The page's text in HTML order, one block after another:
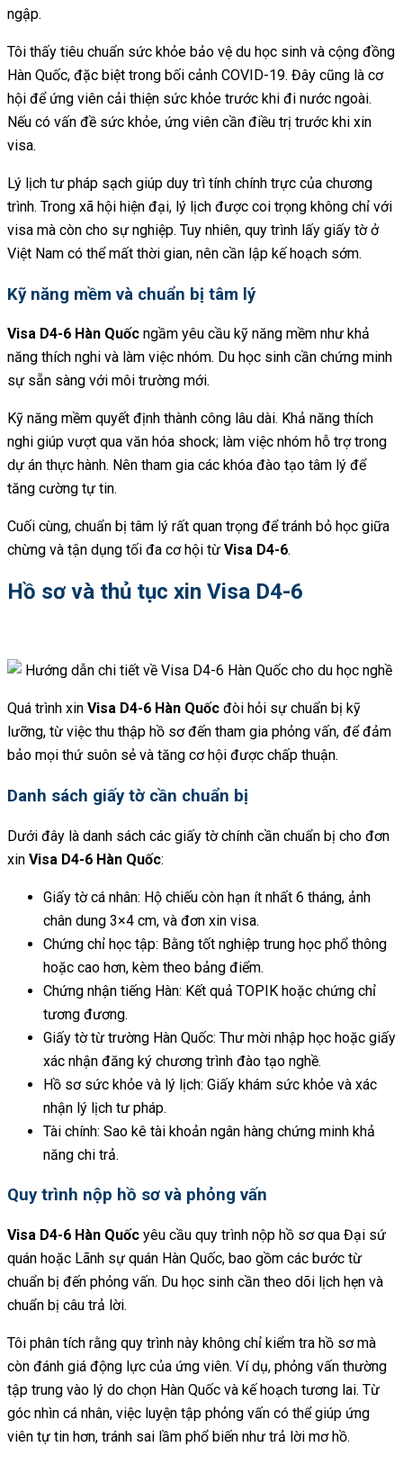
ngập.
Tôi thấy tiêu chuẩn sức khỏe bảo vệ du học sinh và cộng đồng
Hàn Quốc, đặc biệt trong bối cảnh COVID-19. Đây cũng là cơ
hội để ứng viên cải thiện sức khỏe trước khi đi nước ngoài.
Nếu có vấn đề sức khỏe, ứng viên cần điều trị trước khi xin
visa.
Lý lịch tư pháp sạch giúp duy trì tính chính trực của chương
trình. Trong xã hội hiện đại, lý lịch được coi trọng không chỉ với
visa mà còn cho sự nghiệp. Tuy nhiên, quy trình lấy giấy tờ ở
Việt Nam có thể mất thời gian, nên cần lập kế hoạch sớm.
Kỹ năng mềm và chuẩn bị tâm lý
Visa D4-6 Hàn Quốc ngầm yêu cầu kỹ năng mềm như khả
năng thích nghi và làm việc nhóm. Du học sinh cần chứng minh
sự sẵn sàng với môi trường mới.
Kỹ năng mềm quyết định thành công lâu dài. Khả năng thích
nghi giúp vượt qua văn hóa shock; làm việc nhóm hỗ trợ trong
dự án thực hành. Nên tham gia các khóa đào tạo tâm lý để
tăng cường tự tin.
Cuối cùng, chuẩn bị tâm lý rất quan trọng để tránh bỏ học giữa
chừng và tận dụng tối đa cơ hội từ Visa D4-6.
Hồ sơ và thủ tục xin Visa D4-6
Quá trình xin Visa D4-6 Hàn Quốc đòi hỏi sự chuẩn bị kỹ
lưỡng, từ việc thu thập hồ sơ đến tham gia phỏng vấn, để đảm
bảo mọi thứ suôn sẻ và tăng cơ hội được chấp thuận.
Danh sách giấy tờ cần chuẩn bị
Dưới đây là danh sách các giấy tờ chính cần chuẩn bị cho đơn
xin Visa D4-6 Hàn Quốc:
Giấy tờ cá nhân: Hộ chiếu còn hạn ít nhất 6 tháng, ảnh
chân dung 3×4 cm, và đơn xin visa.
Chứng chỉ học tập: Bằng tốt nghiệp trung học phổ thông
hoặc cao hơn, kèm theo bảng điểm.
Chứng nhận tiếng Hàn: Kết quả TOPIK hoặc chứng chỉ
tương đương.
Giấy tờ từ trường Hàn Quốc: Thư mời nhập học hoặc giấy
xác nhận đăng ký chương trình đào tạo nghề.
Hồ sơ sức khỏe và lý lịch: Giấy khám sức khỏe và xác
nhận lý lịch tư pháp.
Tài chính: Sao kê tài khoản ngân hàng chứng minh khả
năng chi trả.
Quy trình nộp hồ sơ và phỏng vấn
Visa D4-6 Hàn Quốc yêu cầu quy trình nộp hồ sơ qua Đại sứ
quán hoặc Lãnh sự quán Hàn Quốc, bao gồm các bước từ
chuẩn bị đến phỏng vấn. Du học sinh cần theo dõi lịch hẹn và
chuẩn bị câu trả lời.
Tôi phân tích rằng quy trình này không chỉ kiểm tra hồ sơ mà
còn đánh giá động lực của ứng viên. Ví dụ, phỏng vấn thường
tập trung vào lý do chọn Hàn Quốc và kế hoạch tương lai. Từ
góc nhìn cá nhân, việc luyện tập phỏng vấn có thể giúp ứng
viên tự tin hơn, tránh sai lầm phổ biến như trả lời mơ hồ.